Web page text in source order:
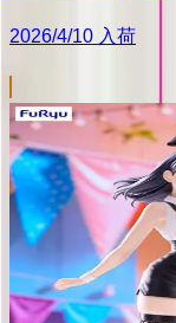
2026/4/10 入荷